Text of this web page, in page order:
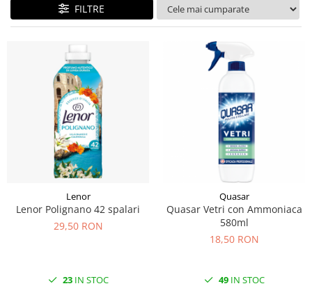
FILTRE
Lenor
Lenor Polignano 42 spalari
29,50 RON
23IN STOC
Quasar
Quasar Vetri con Ammoniaca
580ml
18,50 RON
49IN STOC